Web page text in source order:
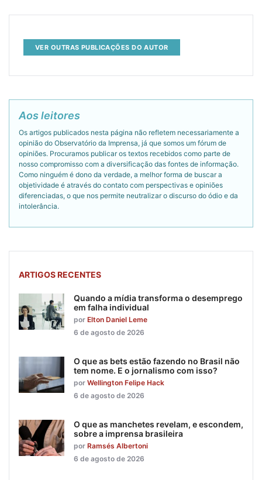
VER OUTRAS PUBLICAÇÕES DO AUTOR
Aos leitores
Os artigos publicados nesta página não refletem necessariamente a
opinião do Observatório da Imprensa, já que somos um fórum de
opiniões. Procuramos publicar os textos recebidos como parte de
nosso compromisso com a diversificação das fontes de informação.
Como ninguém é dono da verdade, a melhor forma de buscar a
objetividade é através do contato com perspectivas e opiniões
diferenciadas, o que nos permite neutralizar o discurso do ódio e da
intolerância.
ARTIGOS RECENTES
Quando a mídia transforma o desemprego
em falha individual
por Elton Daniel Leme
6 de agosto de 2026
O que as bets estão fazendo no Brasil não
tem nome. E o jornalismo com isso?
por Wellington Felipe Hack
6 de agosto de 2026
O que as manchetes revelam, e escondem,
sobre a imprensa brasileira
por Ramsés Albertoni
6 de agosto de 2026